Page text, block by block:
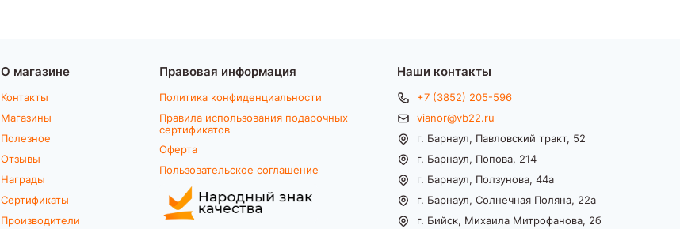
О магазине
Контакты
Магазины
Полезное
Отзывы
Награды
Сертификаты
Производители
Правовая информация
Политика конфиденциальности
Правила использования подарочных
сертификатов
Оферта
Пользовательское соглашение
Наши контакты
+7 (3852) 205-596
vianor@vb22.ru
г. Барнаул, Павловский тракт, 52
г. Барнаул, Попова, 214
г. Барнаул, Ползунова, 44а
г. Барнаул, Солнечная Поляна, 22а
г. Бийск, Михаила Митрофанова, 2б